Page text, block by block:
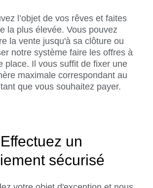
l’objet de vos rêves et faites
la plus élevée. Vous pouvez
la vente jusqu'à sa clôture ou
notre système faire les offres à
place. Il vous suffit de fixer une
maximale correspondant au
que vous souhaitez payer.
Effectuez un
sécurisé